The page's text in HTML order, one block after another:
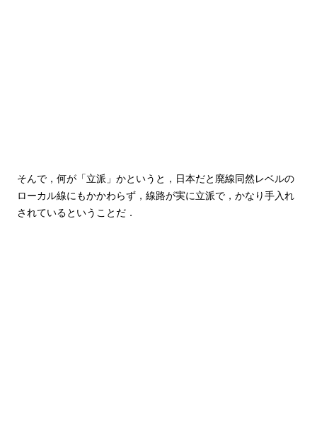
そんで，何が「立派」かというと，日本だと廃線同然レベルの
ローカル線にもかかわらず，線路が実に立派で，かなり手入れ
されているということだ．